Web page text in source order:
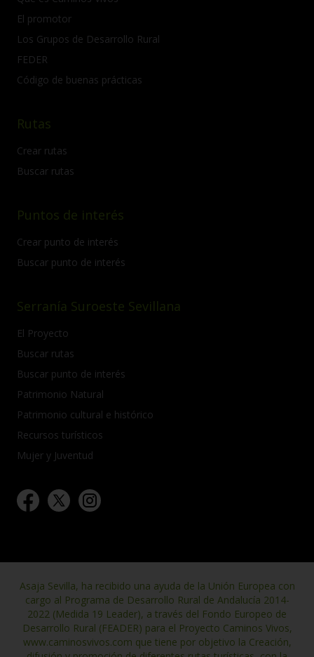
El promotor
Los Grupos de Desarrollo Rural
FEDER
Código de buenas prácticas
Rutas
Crear rutas
Buscar rutas
Puntos de interés
Crear punto de interés
Buscar punto de interés
Serranía Suroeste Sevillana
El Proyecto
Buscar rutas
Buscar punto de interés
Patrimonio Natural
Patrimonio cultural e histórico
Recursos turísticos
Mujer y Juventud
Asaja Sevilla, ha recibido una ayuda de la Unión Europea con
cargo al Programa de Desarrollo Rural de Andalucía 2014-
2022 (Medida 19 Leader), a través del Fondo Europeo de
Desarrollo Rural (FEADER) para el Proyecto Caminos Vivos,
www.caminosvivos.com que tiene por objetivo la Creación,